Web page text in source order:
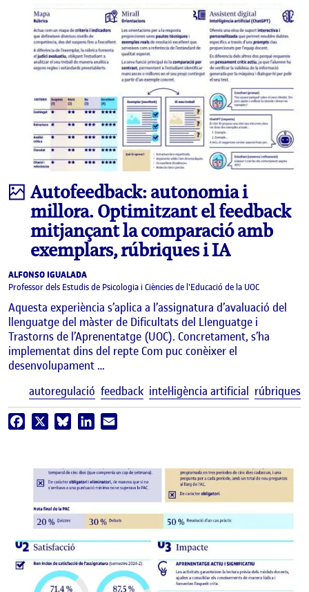
Infografia
Autofeedback: autonomia i
millora. Optimitzant el feedback
mitjançant la comparació amb
exemplars, rúbriques i IA
ALFONSO IGUALADA
Professor dels Estudis de Psicologia i Ciències de l'Educació de la UOC
Aquesta experiència s’aplica a l’assignatura d’avaluació del
llenguatge del màster de Dificultats del Llenguatge i
Trastorns de l’Aprenentatge (UOC). Concretament, s’ha
implementat dins del repte Com puc conèixer el
desenvolupament …
autoregulació feedback intel·ligència artificial rúbriques
Facebook BlueskyLinkedIn